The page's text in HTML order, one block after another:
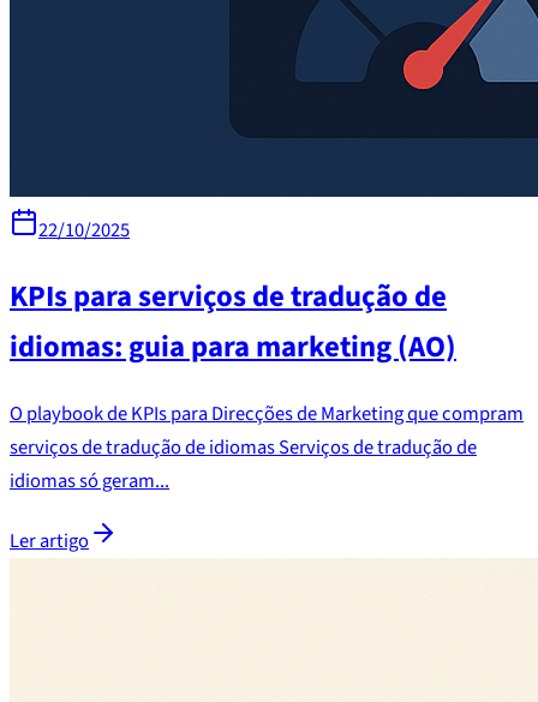
22/10/2025
KPIs para serviços de tradução de
idiomas: guia para marketing (AO)
O playbook de KPIs para Direcções de Marketing que compram
serviços de tradução de idiomas Serviços de tradução de
idiomas só geram...
Ler artigo